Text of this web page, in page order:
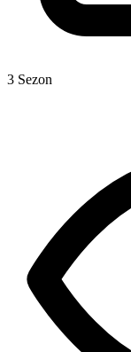
3 Sezon